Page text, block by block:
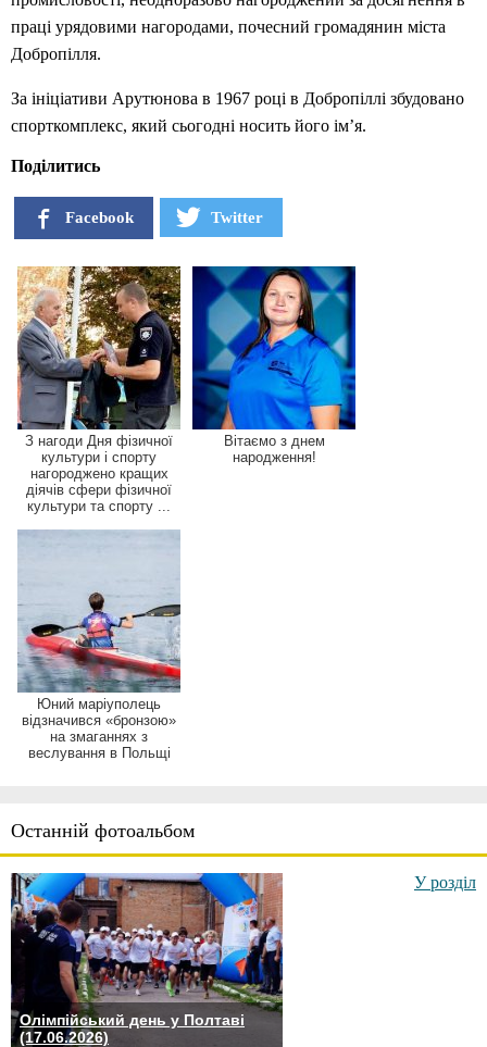
Останній фотоальбом
Олімпійський день у Полтаві
(17.06.2026)
У розділ
праці урядовими нагородами, почесний громадянин міста
Добропілля.
За ініціативи Арутюнова в 1967 році в Добропіллі збудовано
спорткомплекс, який сьогодні носить його ім’я.
Поділитись
Facebook Twitter
З нагоди Дня фізичної
культури і спорту
нагороджено кращих
діячів сфери фізичної
культури та спорту ...
Вітаємо з днем
народження!
Юний маріуполець
відзначився «бронзою»
на змаганнях з
веслування в Польщі